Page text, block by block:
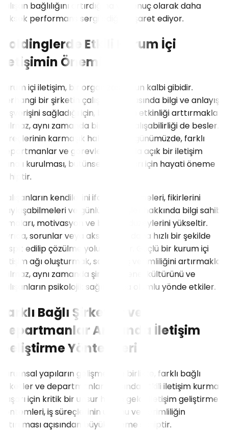
çalışan bağlılığını artırdığına ve sonuç olarak daha
yüksek performans sergilediğine işaret ediyor.
Holdinglerde Etkili Kurum İçi
İletişimin Önemi
Kurum içi iletişim, bir organizasyonun kalbi gibidir.
Herhangi bir şirketin çalışanları arasında bilgi ve anlayış
alışverişini sağladığı için, bu iletişim etkinliği arttırmakla
kalmaz, aynı zamanda bir arada çalışabilirliği de besler. İş
süreçlerinin karmaşık hale geldiği günümüzde, farklı
departmanlar ve görevler arasında açık bir iletişim
kanalı kurulması, bütünsel bir başarı için hayati öneme
sahiptir.
Çalışanların kendilerini ifade edebilmeleri, fikirlerini
paylaşabilmeleri ve günlük işleyişler hakkında bilgi sahibi
olmaları, motivasyon ve bağlılık düzeylerini yükseltir.
Ayrıca, sorunlar veya aksaklıklar daha hızlı bir şekilde
tespit edilip çözülme yoluna gidilir. Güçlü bir kurum içi
iletişim ağı oluşturmak, sadece iş verimliliğini artırmakla
kalmaz, aynı zamanda şirketin genel kültürünü ve
çalışanların psikolojik sağlığını da olumlu yönde etkiler.
Farklı Bağlı Şirketler ve
Departmanlar Arasında İletişim
Geliştirme Yöntemleri
Kurumsal yapıların gelişmesiyle birlikte, farklı bağlı
şirketler ve departmanlar arasında etkili iletişim kurmak,
başarı için kritik bir unsur haline geldi. İletişim geliştirme
yöntemleri, iş süreçlerinin uyumu ve verimliliğin
artırılması açısından büyük öneme sahiptir.